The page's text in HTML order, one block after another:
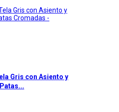
Gris con Asiento y